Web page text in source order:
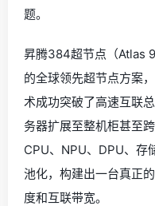
题。
昇腾384超节点（Atlas
的全球领先超节点方案
术成功突破了高速互联
务器扩展至整机柜甚至
CPU、NPU、DPU、存
池化，构建出一台真正
度和互联带宽。